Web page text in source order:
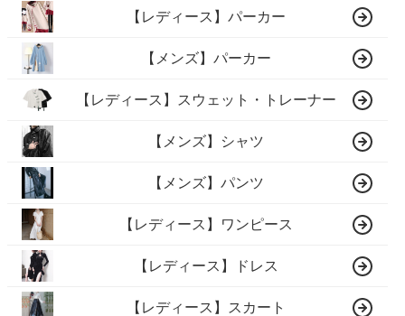
【レディース】パーカー
【メンズ】パーカー
【レディース】スウェット・トレーナー
【メンズ】シャツ
【メンズ】パンツ
【レディース】ワンピース
【レディース】ドレス
【レディース】スカート